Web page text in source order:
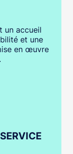
un accueil
et une
en œuvre